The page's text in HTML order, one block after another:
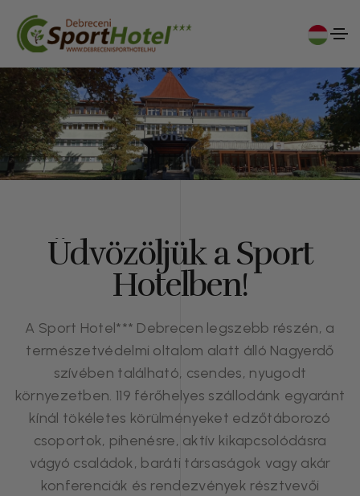
Üdvözöljük a Sport
Hotelben!
A Sport Hotel*** Debrecen legszebb részén, a
természetvédelmi oltalom alatt álló Nagyerdő
szívében található, csendes, nyugodt
környezetben. 119 férőhelyes szállodánk egyaránt
kínál tökéletes körülményeket edzőtáborozó
csoportok, pihenésre, aktív kikapcsolódásra
vágyó családok, baráti társaságok vagy akár
konferenciák és rendezvények résztvevői